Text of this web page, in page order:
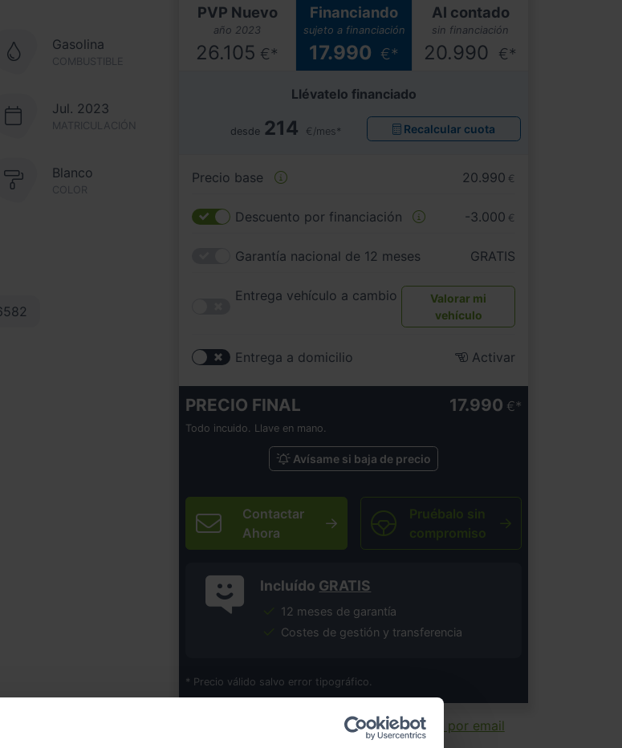
Gasolina
COMBUSTIBLE
Jul. 2023
MATRICULACIÓN
Blanco
COLOR
PVP Nuevo
año 2023
26.105 €*
Financiando
sujeto a financiación
17.990 €*
Al contado
sin financiación
20.990 €*
Llévatelo financiado
desde 214 €/mes* Recalcular cuota
Precio base 20.990 €
Descuento por financiación -3.000 €
Garantía nacional de 12 meses GRATIS
Entrega vehículo a cambio
Valorar mi
vehículo
Entrega a domicilio Activar
PRECIO FINAL 17.990 €
Todo incuido. Llave en mano.
Avísame si baja de precio
Contactar
Ahora
Pruébalo sin
compromiso
Incluído GRATIS
12 meses de garantía
Costes de gestión y transferencia
* Precio válido salvo error tipográfico.
Enviar por email